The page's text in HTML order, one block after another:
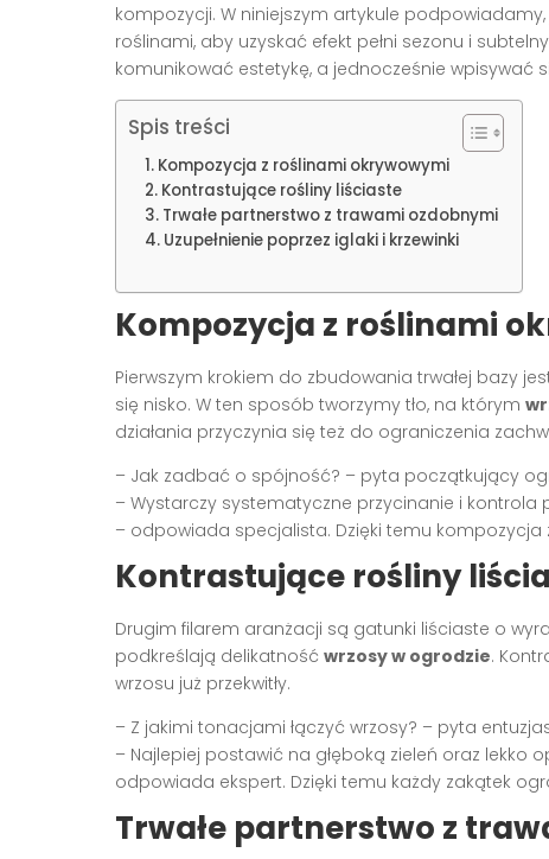
kompozycji. W niniejszym artykule
roślinami, aby uzyskać efekt pełni sezonu i
komunikować estetykę, a jednocześnie wpisywać
Spis treści
Kompozycja z roślinami okrywowymi
Kontrastujące rośliny liściaste
Trwałe partnerstwo z trawami ozdobnymi
Uzupełnienie poprzez iglaki i krzewinki
Kompozycja z roślinami
Pierwszym krokiem do zbudowania trwałej bazy
się nisko. W ten sposób tworzymy tło, na którym
działania przyczynia się też do ograniczenia
– Jak zadbać o spójność? – pyta początkujący
– Wystarczy systematyczne przycinanie i kontrola
– odpowiada specjalista. Dzięki temu kompozycja
Kontrastujące rośliny
Drugim filarem aranżacji są gatunki liściaste o
podkreślają delikatność wrzosy w ogrodzie.
wrzosu już przekwitły.
– Z jakimi tonacjami łączyć wrzosy? – pyta
– Najlepiej postawić na głęboką zieleń oraz lekko
odpowiada ekspert. Dzięki temu każdy zakątek
Trwałe partnerstwo z